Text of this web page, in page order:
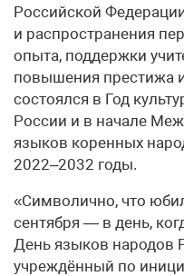
Российской
и распространения
опыта, поддержки
повышения престижа
состоялся в Год
России и в начале
языков коренных
2022–2032 годы.
«Символично, что
сентября — в день,
День языков народов
учреждённый по